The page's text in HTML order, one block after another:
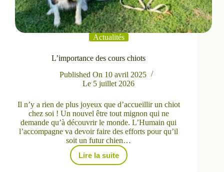
Actualités
L’importance des cours chiots
Published On 10 avril 2025
Le 5 juillet 2026
Il n’y a rien de plus joyeux que d’accueillir un chiot
chez soi ! Un nouvel être tout mignon qui ne
demande qu’à découvrir le monde. L’Humain qui
l’accompagne va devoir faire des efforts pour qu’il
soit un futur chien…
Lire la suite
L’importance
des